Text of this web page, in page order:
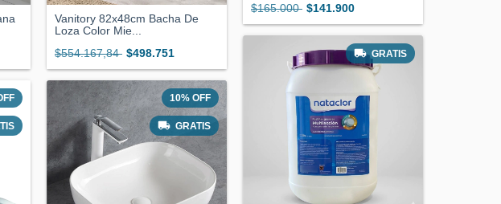
Vanitory 82x48cm Bacha De
Loza Color Mie...
$554.167,84 $498.751
$165.000 $141.900
10% OFF
GRATIS
GRATIS